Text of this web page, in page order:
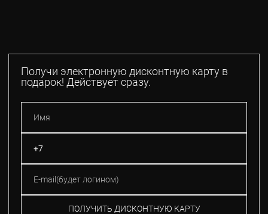
Получи электронную дисконтную карту в
подарок! Действует сразу.
ПОЛУЧИТЬ ДИСКОНТНУЮ КАРТУ